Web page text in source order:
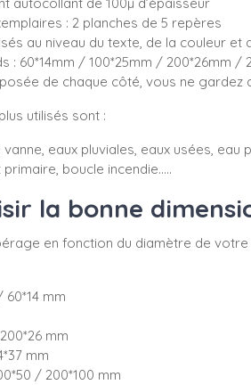
: 2 planches de 5 repères
au niveau du texte, de la couleur et
: 60*14mm / 100*25mm / 200*26mm /
de chaque côté, vous ne gardez
utilisés sont :
eaux pluviales, eaux usées,
boucle incendie.....
la bonne
en fonction du diamètre de
60*14 mm
mm
mm
/ 200*100 mm